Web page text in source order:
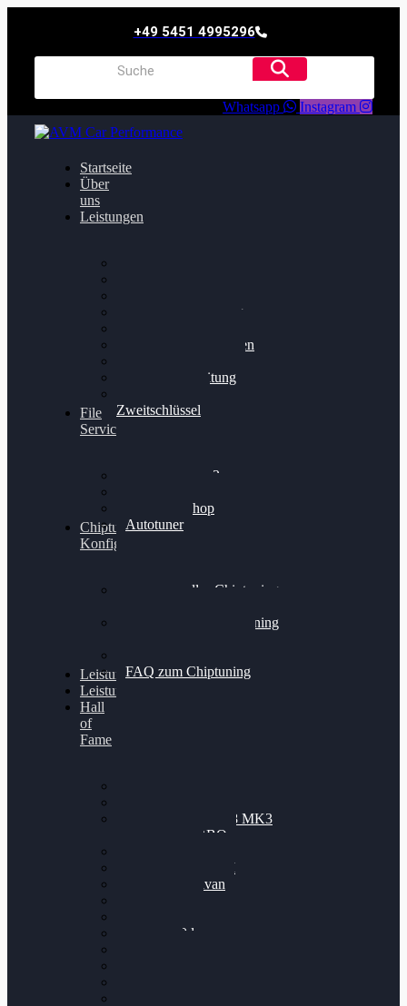
+49 5451 4995296
Whatsapp Instagram
Startseite
Über
uns
Leistungen
Getriebeoptimierung
Bremsscheiben planen
Felgenaufbereitung
Zweitschlüssel
File
Service
Alientech Kess3
Alientech Shop
Autotuner
Chiptuning
Konfigurator
Professionelles Chiptuning
Professionelles Chiptuning
FAQ zum Chiptuning
Leistungsmessung
Leistungsprüfstand
Hall
of
Fame
Nissan GT-R35 3.8 MK3
V6 TWINTURBO
VW Passat 2.0TDI
VW T6 Multivan
BMW 120d